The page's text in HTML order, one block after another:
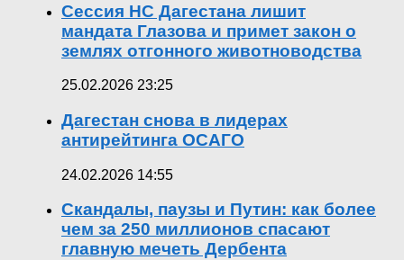
Сессия НС Дагестана лишит
мандата Глазова и примет закон о
землях отгонного животноводства
25.02.2026 23:25
Дагестан снова в лидерах
антирейтинга ОСАГО
24.02.2026 14:55
Скандалы, паузы и Путин: как более
чем за 250 миллионов спасают
главную мечеть Дербента